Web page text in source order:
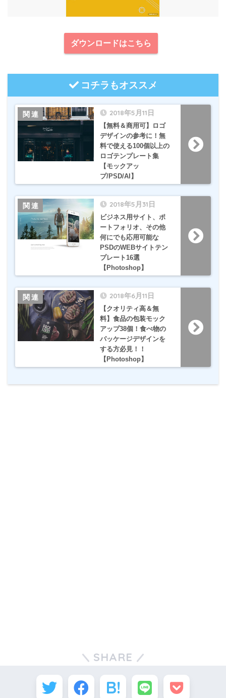
ダウンロードはこちら
コチラもオススメ
2018年5月11日
【無料＆商用可】ロゴ
デザインの参考に！無
料で使える100個以上の
ロゴテンプレート集
【モックアッ
プ/PSD/AI】
2018年5月31日
ビジネス用サイト、ポ
ートフォリオ、その他
何にでも応用可能な
PSDのWEBサイトテン
プレート16選
【Photoshop】
2018年6月11日
【クオリティ高＆無
料】食品の包装モック
アップ38個！食べ物の
パッケージデザインを
する方必見！！
【Photoshop】
SHARE